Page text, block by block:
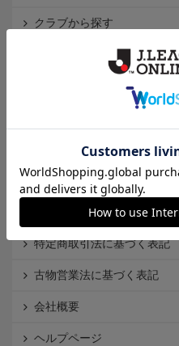
クラブから探す
インフォメーション
個人情報保護方針
Cookieポリシー
特定商取引法に基づく表記
古物営業法に基づく表記
会社概要
ヘルプページ